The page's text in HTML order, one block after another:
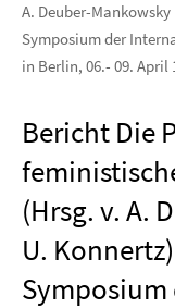
A. Deuber-
Symposium der
in Berlin, 06.- 09. April
Bericht Die
(Hrsg. v. A.
U.